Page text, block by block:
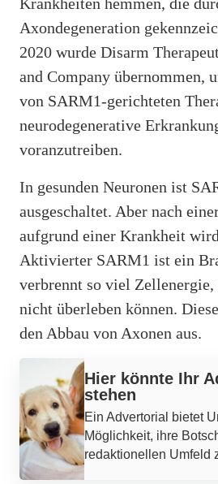
Axondegeneration
2020 wurde Disarm
and Company übernommen,
von SARM1-gerichteten
neurodegenerative
voranzutreiben.
In gesunden Neuronen ist
ausgeschaltet. Aber nach
aufgrund einer Krankheit
Aktivierter SARM1 ist ein
verbrennt so viel Zellenergie,
nicht überleben können.
den Abbau von Axonen aus.
Hier könnte Ihr
stehen
Ein Advertorial bietet
Möglichkeit, ihre
redaktionellen Umfeld